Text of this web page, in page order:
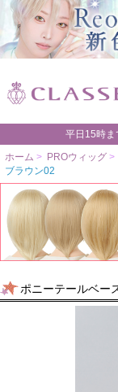
平日15時ま
ホーム > PROウィッグ >
ブラウン02
ポニーテールベー